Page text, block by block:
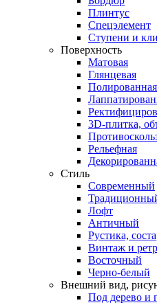
Плинтус
Спецэлемент
Ступени и
Поверхность
Матовая
Глянцевая
Полированная
3D-плитка,
Рельефная
Стиль
Современный
Лофт
Античный
Рустика,
Винтаж и
Восточный
Черно-белый
Внешний вид,
Под дерево и